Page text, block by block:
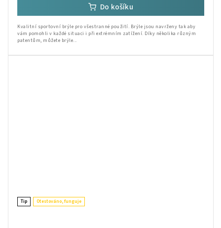
Do košíku
Kvalitní sportovní brýle pro všestranné použití. Brýle jsou navrženy tak aby
vám pomohli v každé situaci i při extrémním zatížení. Díky několika různým
patentům, můžete brýle...
Tip Otestováno, funguje